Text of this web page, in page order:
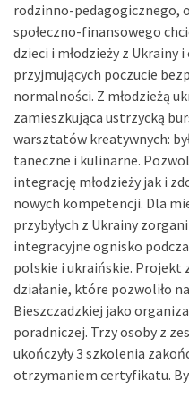
rodzinno-pedagogicznego,
społeczno-finansowego
dzieci i młodzieży z Ukrainy i
przyjmujących poczucie
normalności. Z młodzieżą
zamieszkująca ustrzycką
warsztatów kreatywnych:
taneczne i kulinarne.
integrację młodzieży jak i
nowych kompetencji. Dla
przybyłych z Ukrainy
integracyjne ognisko
polskie i ukraińskie. Projekt
działanie, które pozwoliło
Bieszczadzkiej jako
poradniczej. Trzy osoby z
ukończyły 3 szkolenia
otrzymaniem certyfikatu.